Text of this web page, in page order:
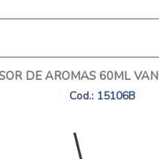
DE AROMAS 60ML
Cod.: 15106B